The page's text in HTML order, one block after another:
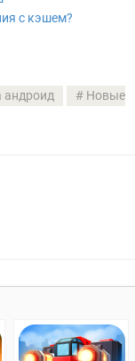
с кэшем?
андроид
Новые